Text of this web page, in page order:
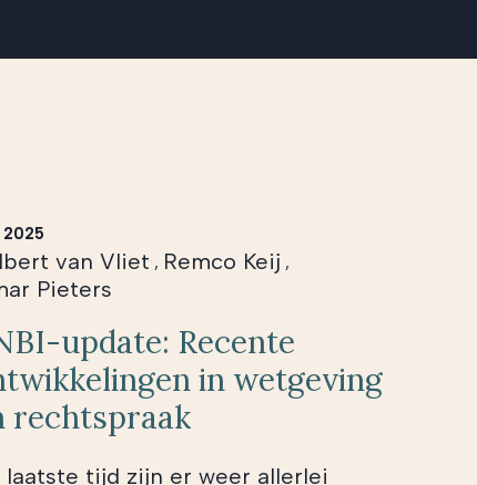
van Vliet , Remco Keij ,
Pieters
update: Recente
in wetgeving
rechtspraak
laatste tijd zijn er weer allerlei